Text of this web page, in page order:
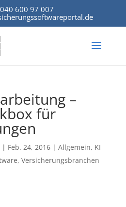
040 600 97 007
–
für
| Feb. 24, 2016| Allgemein, KI
, Versicherungsbranchen